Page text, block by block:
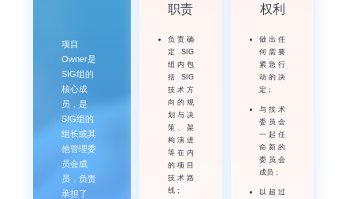
项目
Owner是
SIG组的
核心成
员，是
SIG组的
组长或其
他管理委
员会成
员，负责
承担了
职责
负责确
定SIG
组内包
括SIG
技术方
向的规
划与决
策、架
构演进
等在内
的项目
技术路
线；
权利
做出任
何需要
紧急行
动的决
定；
与技术
委员会
一起任
命新的
委员会
成员；
以超过